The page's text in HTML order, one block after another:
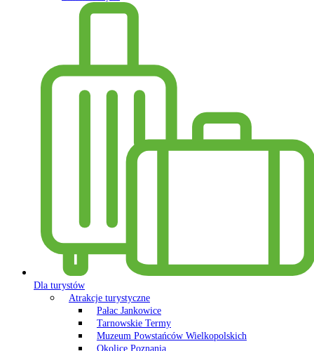
Dla turystów
Atrakcje turystyczne
Pałac Jankowice
Tarnowskie Termy
Muzeum Powstańców Wielkopolskich
Okolice Poznania